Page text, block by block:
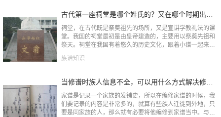
祠堂，在古代既是祭奠祖先的场所，又是宣讲学教礼法的课
堂。我国的祠堂最初是由皇帝建造的，主要用以祭奠先祖和
祭天。祠堂在我国有着悠久的历史文化，跟着小谱一起来探
寻古代第一座祠堂的踪迹。中国历史上第一座祠堂是文翁
祠，开创了中国历史...
族谱知识
当修谱时族人信息不全，可以用什么方式解决修谱查谱问题？
家谱是记录一个家族的发铺史，所以在编修家谱的时候，我
们要记录的内容是非常多的，就算有些族人迁徙到外地，只
要是同家族的人，那么就有必要将他编修到家谱当中。与此